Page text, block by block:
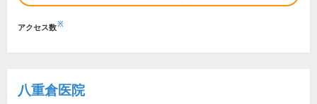
アクセス数※
八重倉医院